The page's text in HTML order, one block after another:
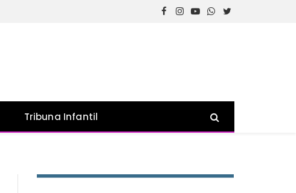
Facebook
Instagram
YouTube
WhatsApp
Twitter
Tribuna Infantil